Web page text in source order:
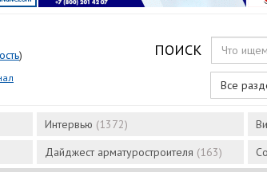
) ПОИСК
Все
Интервью (1372)
Дайджест арматуростроителя (163)